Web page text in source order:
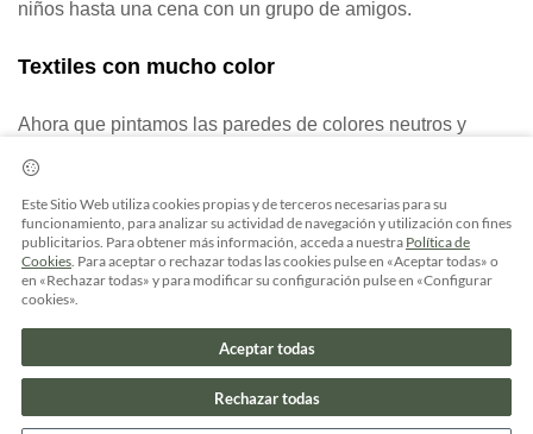
niños hasta una cena con un grupo de amigos.
Textiles con mucho color
Ahora que pintamos las paredes de colores neutros y
alfombras. Estampados florales, geométricos, étnicos…
¡Todo vale! Por ejemplo, llena el sofá de tu terraza de
cojines diferentes y añade alguna manta para darle un
toque acogedor; decora la mesa con un mantel étnico y
utiliza una vajilla de vidrio para terminar de vestirla; o,
monta una pequeña jaima con pufs, mesas bajas y
alfombras. Lo importante es que elijas colores vivos y
vibrantes.
Este Sitio Web utiliza cookies propias y de terceros necesarias para su
funcionamiento, para analizar su actividad de navegación y utilización con fines
publicitarios. Para obtener más información, acceda a nuestra Política de
Cookies . Para aceptar o rechazar todas las cookies pulse en «Aceptar todas» o
en «Rechazar todas» y para modificar su configuración pulse en «Configurar
cookies».
Aceptar todas
Rechazar todas